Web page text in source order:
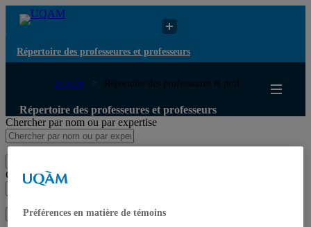
Répertoire des professeures et professeurs
UQAM Répertoire des professeures et prof...
Répertoire des professeures et professeurs
Chercher par nom ou par expertise
Chercher par nom ou par expertise
Soumettre la recherche
Préférences en matière de témoins